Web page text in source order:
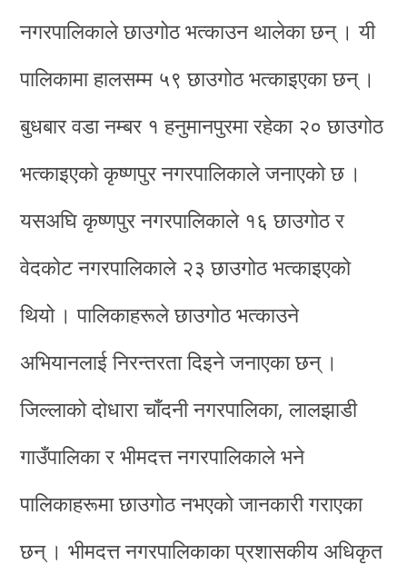
नगरपालिकाले छाउगोठ भत्काउन थालेका छन् । यी
पालिकामा हालसम्म ५९ छाउगोठ भत्काइएका छन् ।
बुधबार वडा नम्बर १ हनुमानपुरमा रहेका २० छाउगोठ
भत्काइएको कृष्णपुर नगरपालिकाले जनाएको छ ।
यसअघि कृष्णपुर नगरपालिकाले १६ छाउगोठ र
वेदकोट नगरपालिकाले २३ छाउगोठ भत्काइएको
थियो । पालिकाहरूले छाउगोठ भत्काउने
अभियानलाई निरन्तरता दिइने जनाएका छन् ।
जिल्लाको दोधारा चाँदनी नगरपालिका, लालझाडी
गाउँपालिका र भीमदत्त नगरपालिकाले भने
पालिकाहरूमा छाउगोठ नभएको जानकारी गराएका
छन् । भीमदत्त नगरपालिकाका प्रशासकीय अधिकृत